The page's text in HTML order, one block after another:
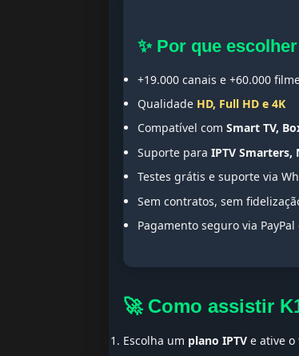
✨ Por que
+19.000 canais e +60.000
Qualidade HD, Full HD e 4K
Compatível com Smart TV,
Suporte para IPTV Smarters,
Testes grátis e suporte via
Sem contratos, sem
Pagamento seguro via
🚀 Como assistir
Escolha um plano IPTV e ative